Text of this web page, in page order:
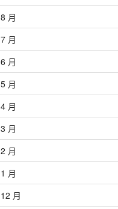
月
月
月
月
月
月
月
月
月